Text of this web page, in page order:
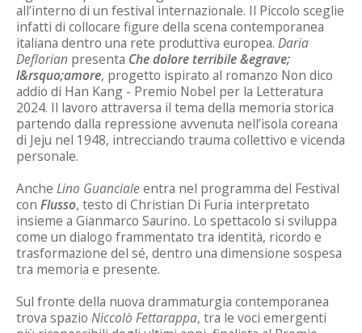
all’interno di un festival internazionale. Il Piccolo sceglie
infatti di collocare figure della scena contemporanea
italiana dentro una rete produttiva europea. Daria
Deflorian presenta Che dolore terribile &egrave;
l&rsquo;amore, progetto ispirato al romanzo Non dico
addio di Han Kang - Premio Nobel per la Letteratura
2024. Il lavoro attraversa il tema della memoria storica
partendo dalla repressione avvenuta nell’isola coreana
di Jeju nel 1948, intrecciando trauma collettivo e vicenda
personale.
Anche Lino Guancialeentra nel programma del Festival
con Flusso, testo di Christian Di Furia interpretato
insieme a Gianmarco Saurino. Lo spettacolo si sviluppa
come un dialogo frammentato tra identità, ricordo e
trasformazione del sé, dentro una dimensione sospesa
tra memoria e presente.
Sul fronte della nuova drammaturgia contemporanea
trova spazio Niccolò Fettarappa, tra le voci emergenti